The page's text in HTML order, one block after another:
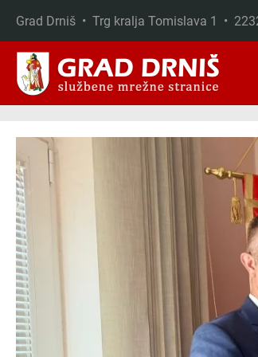
Skip to main content
Grad Drniš • Trg kralja Tomislava 1 •